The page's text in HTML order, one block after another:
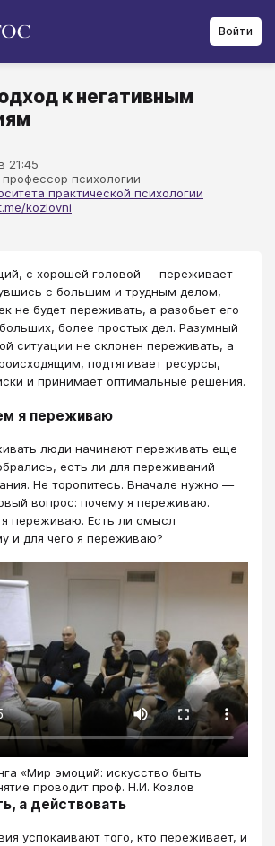
Войти
к негативным
21:45
профессор психологии
практической психологии
kozlovni
с хорошей головой — переживает
с большим и трудным делом,
не будет переживать, а разобьет его
более простых дел. Разумный
ситуации не склонен переживать, а
подтягивает ресурсы,
и принимает оптимальные решения.
я переживаю
люди начинают переживать еще
есть ли для переживаний
Не торопитесь. Вначале нужно —
вопрос: почему я переживаю.
переживаю. Есть ли смысл
и для чего я переживаю?
«Мир эмоций: искусство быть
проводит проф. Н.И. Козлов
а действовать
успокаивают того, кто переживает, и